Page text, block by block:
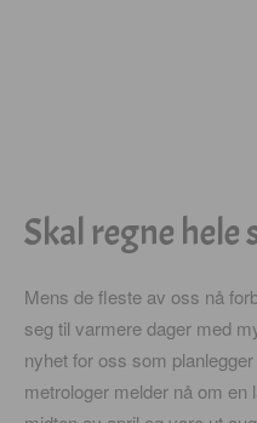
Skal regne hele
Mens de fleste av oss nå
seg til varmere dager med
nyhet for oss som
metrologer melder nå om